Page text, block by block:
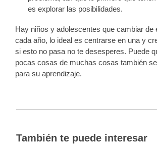
es explorar las posibilidades.
Hay niños y adolescentes que cambiar de
cada año, lo ideal es centrarse en una y
si esto no pasa no te desesperes. Puede
pocas cosas de muchas cosas también
para su aprendizaje.
También te puede interesar